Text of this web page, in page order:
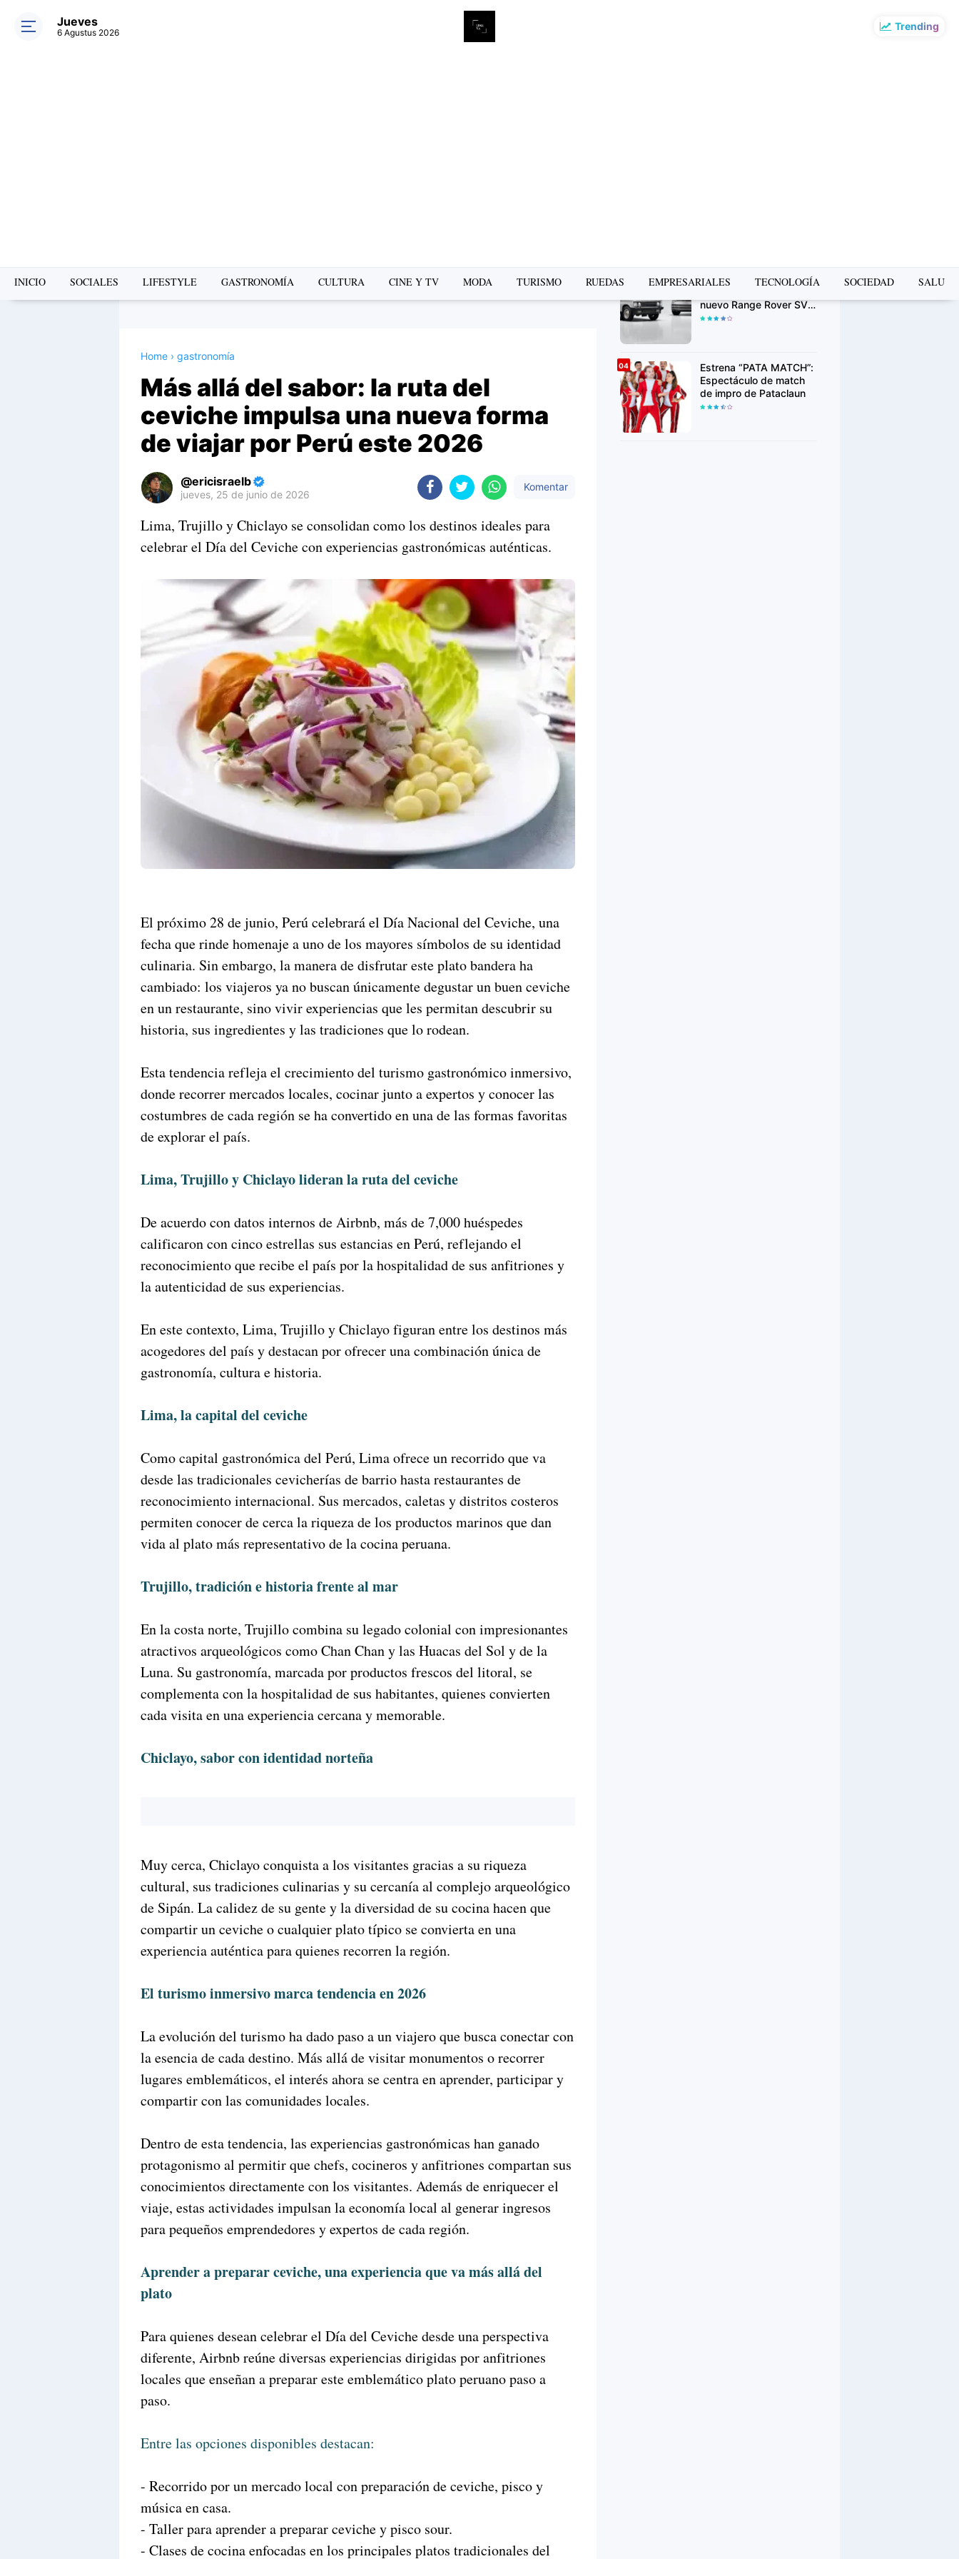
Trending
Jueves
6 Agustus 2026
INICIO SOCIALES LIFESTYLE GASTRONOMÍA CULTURA CINE Y TV MODA TURISMO RUEDAS EMPRESARIALES TECNOLOGÍA SOCIEDAD SALUD
Home › gastronomía
Más allá del sabor: la ruta del
ceviche impulsa una nueva forma
de viajar por Perú este 2026
ericisraelb
jueves, 25 de junio de 2026
Komentar
Premium
Raushan
With
Templates
Lima, Trujillo y Chiclayo se consolidan como los destinos ideales para
celebrar el Día del Ceviche con experiencias gastronómicas auténticas.
El próximo 28 de junio, Perú celebrará el Día Nacional del Ceviche, una
fecha que rinde homenaje a uno de los mayores símbolos de su identidad
culinaria. Sin embargo, la manera de disfrutar este plato bandera ha
cambiado: los viajeros ya no buscan únicamente degustar un buen ceviche
en un restaurante, sino vivir experiencias que les permitan descubrir su
historia, sus ingredientes y las tradiciones que lo rodean.
Esta tendencia refleja el crecimiento del turismo gastronómico inmersivo,
donde recorrer mercados locales, cocinar junto a expertos y conocer las
costumbres de cada región se ha convertido en una de las formas favoritas
de explorar el país.
Lima, Trujillo y Chiclayo lideran la ruta del ceviche
De acuerdo con datos internos de Airbnb, más de 7,000 huéspedes
calificaron con cinco estrellas sus estancias en Perú, reflejando el
reconocimiento que recibe el país por la hospitalidad de sus anfitriones y
la autenticidad de sus experiencias.
En este contexto, Lima, Trujillo y Chiclayo figuran entre los destinos más
acogedores del país y destacan por ofrecer una combinación única de
gastronomía, cultura e historia.
Lima, la capital del ceviche
Como capital gastronómica del Perú, Lima ofrece un recorrido que va
desde las tradicionales cevicherías de barrio hasta restaurantes de
reconocimiento internacional. Sus mercados, caletas y distritos costeros
permiten conocer de cerca la riqueza de los productos marinos que dan
vida al plato más representativo de la cocina peruana.
Trujillo, tradición e historia frente al mar
En la costa norte, Trujillo combina su legado colonial con impresionantes
atractivos arqueológicos como Chan Chan y las Huacas del Sol y de la
Luna. Su gastronomía, marcada por productos frescos del litoral, se
complementa con la hospitalidad de sus habitantes, quienes convierten
cada visita en una experiencia cercana y memorable.
Chiclayo, sabor con identidad norteña
Muy cerca, Chiclayo conquista a los visitantes gracias a su riqueza
cultural, sus tradiciones culinarias y su cercanía al complejo arqueológico
de Sipán. La calidez de su gente y la diversidad de su cocina hacen que
compartir un ceviche o cualquier plato típico se convierta en una
experiencia auténtica para quienes recorren la región.
El turismo inmersivo marca tendencia en 2026
La evolución del turismo ha dado paso a un viajero que busca conectar con
la esencia de cada destino. Más allá de visitar monumentos o recorrer
lugares emblemáticos, el interés ahora se centra en aprender, participar y
compartir con las comunidades locales.
Dentro de esta tendencia, las experiencias gastronómicas han ganado
protagonismo al permitir que chefs, cocineros y anfitriones compartan sus
conocimientos directamente con los visitantes. Además de enriquecer el
viaje, estas actividades impulsan la economía local al generar ingresos
para pequeños emprendedores y expertos de cada región.
Aprender a preparar ceviche, una experiencia que va más allá del
plato
Para quienes desean celebrar el Día del Ceviche desde una perspectiva
diferente, Airbnb reúne diversas experiencias dirigidas por anfitriones
locales que enseñan a preparar este emblemático plato peruano paso a
paso.
Entre las opciones disponibles destacan:
- Recorrido por un mercado local con preparación de ceviche, pisco y
música en casa.
- Taller para aprender a preparar ceviche y pisco sour.
- Clases de cocina enfocadas en los principales platos tradicionales del
Range Rover Classic
nuevo Range Rover SV
Ultra en Monterey Car
Estrena “PATA MATCH”:
Espectáculo de match
de impro de Pataclaun